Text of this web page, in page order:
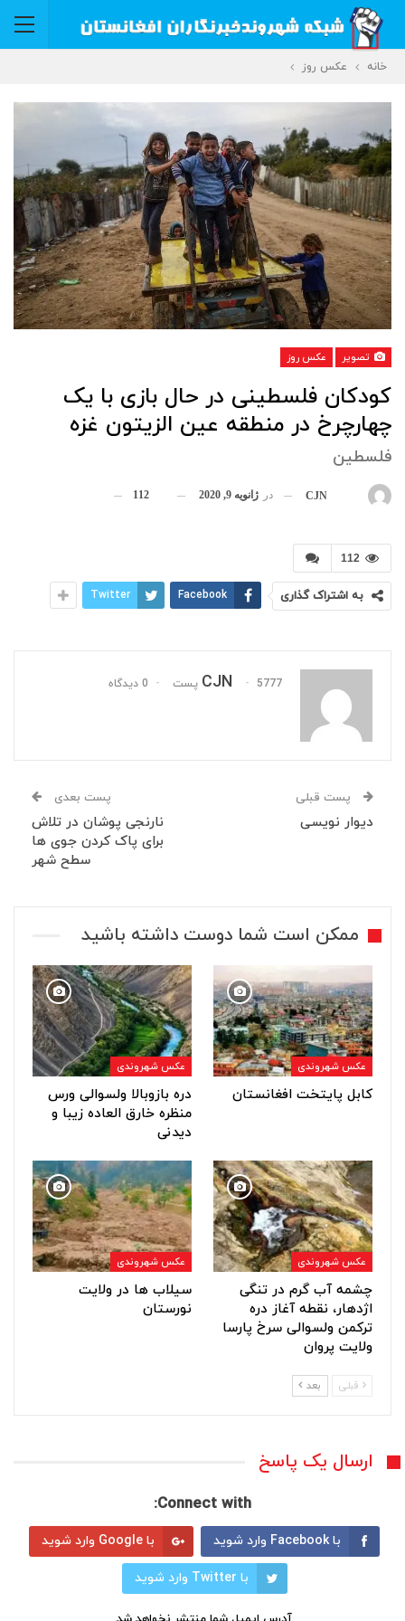
خانه عکس روز
تصویر عکس روز
کودکان فلسطینی در حال بازی با یک
چهارچرخ در منطقه عین الزیتون غزه
فلسطین
CJN در ژانویه 9, 2020 112
112
به اشتراک گذاری Facebook
Twitter
CJN 5777 پست 0 دیدگاه
پست قبلی
دیوار نویسی
پست بعدی
نارنجی پوشان در تلاش
برای پاک کردن جوی ها
سطح شهر
ممکن است شما دوست داشته باشید
عکس شهروندی
کابل پایتخت افغانستان
عکس شهروندی
دره بازوبالا ولسوالی ورس
منظره خارق العاده زیبا و
دیدنی
عکس شهروندی
چشمه آب گرم در تنگی
اژدهار، نقطه آغاز دره
ترکمن ولسوالی سرخ پارسا
ولایت پروان
عکس شهروندی
سیلاب ها در ولایت
نورستان
قبلی بعد
ارسال یک پاسخ
Connect with:
با Facebook وارد شوید با Google وارد شوید
با Twitter وارد شوید